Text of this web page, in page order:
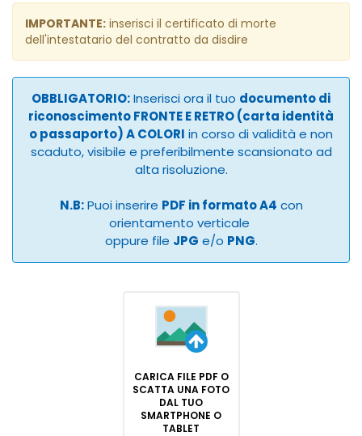
IMPORTANTE: inserisci il certificato di morte
dell'intestatario del contratto da disdire
OBBLIGATORIO:Inserisci ora il tuo documento di
riconoscimento FRONTE E RETRO (carta identità
o passaporto) A COLORI in corso di validità e non
scaduto, visibile e preferibilmente scansionato ad
alta risoluzione.
N.B:Puoi inserire PDF in formato A4 con
orientamento verticale
oppure file JPG e/o PNG.
CARICA FILE PDF O
SCATTA UNA FOTO
DAL TUO
SMARTPHONE O
TABLET